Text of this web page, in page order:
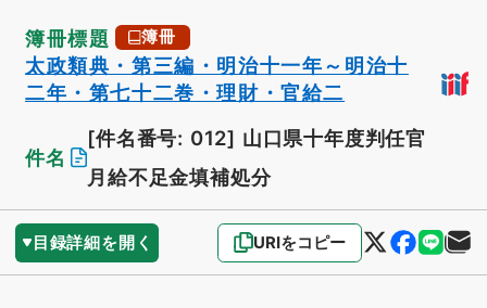
簿冊標題 簿冊
太政類典・第三編・明治十一年～明治十
二年・第七十二巻・理財・官給二
件名
[件名番号: 012] 山口県十年度判任官
月給不足金填補処分
目録詳細を開く URIをコピー